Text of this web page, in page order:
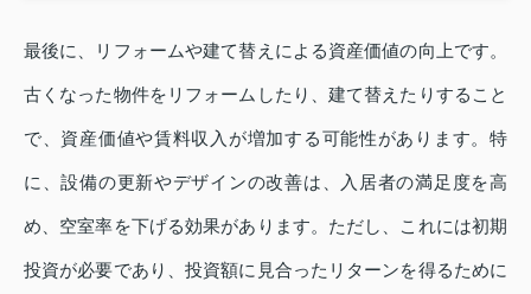
最後に、リフォームや建て替えによる資産価値の向上です。
古くなった物件をリフォームしたり、建て替えたりすること
で、資産価値や賃料収入が増加する可能性があります。特
に、設備の更新やデザインの改善は、入居者の満足度を高
め、空室率を下げる効果があります。ただし、これには初期
投資が必要であり、投資額に見合ったリターンを得るために